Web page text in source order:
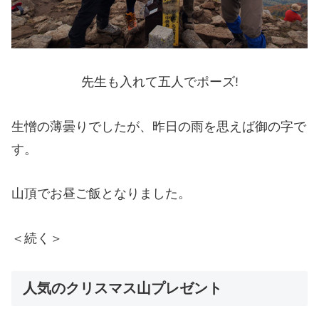
先生も入れて五人でポーズ!
生憎の薄曇りでしたが、昨日の雨を思えば御の字で
す。
山頂でお昼ご飯となりました。
＜続く＞
人気のクリスマス山プレゼント